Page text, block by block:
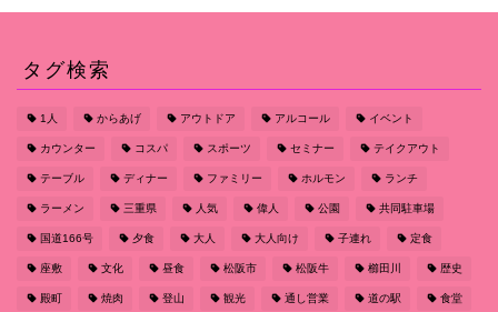
タグ検索
1人 からあげ アウトドア アルコール イベント
カウンター コスパ スポーツ セミナー テイクアウト
テーブル ディナー ファミリー ホルモン ランチ
ラーメン 三重県 人気 偉人 公園 共同駐車場
国道166号 夕食 大人 大人向け 子連れ 定食
座敷 文化 昼食 松阪市 松阪牛 櫛田川 歴史
殿町 焼肉 登山 観光 通し営業 道の駅 食堂